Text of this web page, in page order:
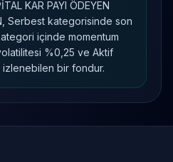
KAR PAYI ÖDEYEN
Serbest kategorisinde son
içinde momentum
%0,25 ve Aktif
izlenebilen bir fondur.